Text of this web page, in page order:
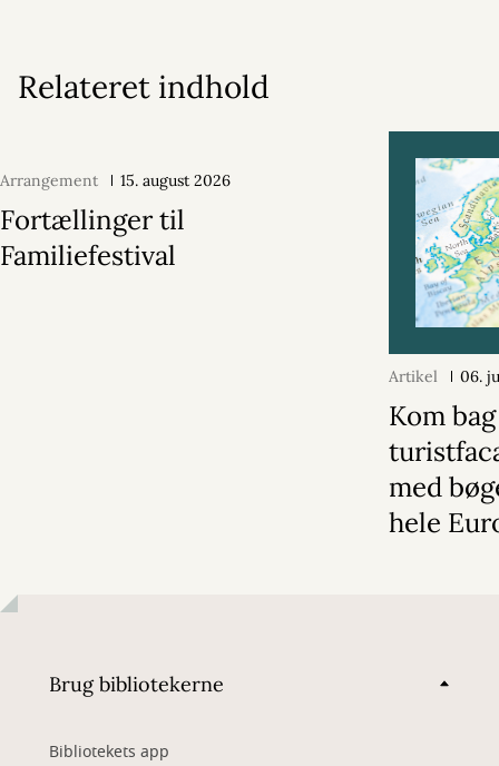
Relateret indhold
Arrangement 15. august 2026
Fortællinger til
Familiefestival
Artikel 06.
Kom bag
med
hele
Brug bibliotekerne
Bibliotekets app